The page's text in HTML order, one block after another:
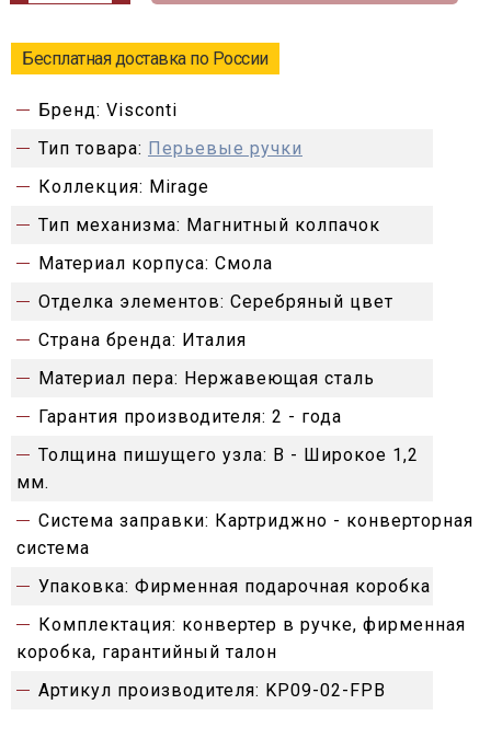
Бесплатная доставка по России
Бренд: Visconti
Тип товара: Перьевые ручки
Коллекция: Mirage
Тип механизма: Магнитный колпачок
Материал корпуса: Смола
Отделка элементов: Серебряный цвет
Страна бренда: Италия
Материал пера: Нержавеющая сталь
Гарантия производителя: 2 - года
Толщина пишущего узла: B - Широкое 1,2
мм.
Система заправки: Картриджно - конверторная
система
Упаковка: Фирменная подарочная коробка
Комплектация: конвертер в ручке, фирменная
коробка, гарантийный талон
Артикул производителя: KP09-02-FPB